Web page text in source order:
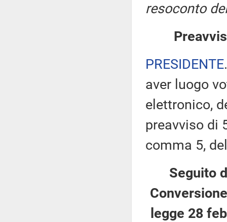
resoconto
PRESIDENTE
aver luogo
elettronico,
preavviso di
comma 5,
Seguito
legge 28